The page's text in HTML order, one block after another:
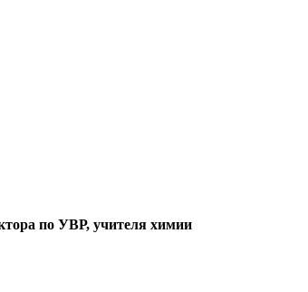
по УВР, учителя химии